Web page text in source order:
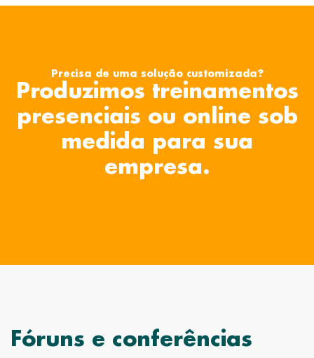
Precisa de uma solução customizada?
Produzimos treinamentos
presenciais ou online sob
medida para sua
empresa.
Fóruns e conferências